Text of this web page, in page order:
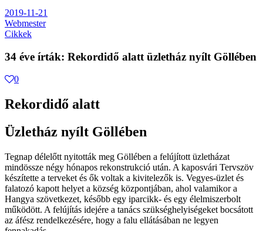
2019-11-21
Webmester
Cikkek
34 éve írták: Rekordidő alatt üzletház nyílt Göllében
0
Rekordidő alatt
Üzletház nyílt Göllében
Tegnap délelőtt nyitották meg Göllében a felújított üzletházat
mindössze négy hónapos rekonstrukció után. A kaposvári Tervszöv
készítette a terveket és ők voltak a kivitelezők is. Vegyes-üzlet és
falatozó kapott helyet a község központjában, ahol valamikor a
Hangya szövetkezet, később egy iparcikk- és egy élelmiszerbolt
működött. A felújítás idejére a tanács szükséghelyiségeket bocsátott
az áfész rendelkezésére, hogy a falu ellátásában ne legyen